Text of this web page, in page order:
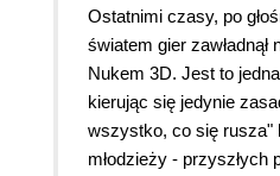
Ostatnimi czasy, po
światem gier zawładnął
Nukem 3D. Jest to
kierując się jedynie
wszystko, co się rusza"
młodzieży - przyszłych